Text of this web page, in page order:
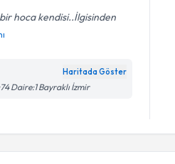
hoca kendisi..İlgisinden
Haritada Göster
Daire:1 Bayraklı İzmir